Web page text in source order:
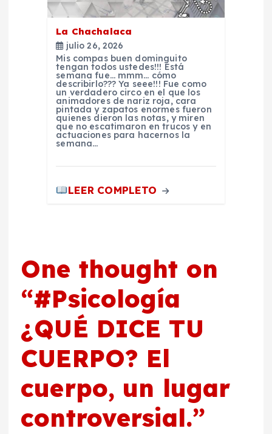
La Chachalaca
julio 26, 2026
Mis compas buen dominguito
tengan todos ustedes!!! Está
semana fue… mmm… cómo
describirlo??? Ya seee!!! Fue como
un verdadero circo en el que los
animadores de nariz roja, cara
pintada y zapatos enormes fueron
quienes dieron las notas, y miren
que no escatimaron en trucos y en
actuaciones para hacernos la
semana…
LEER COMPLETO
One thought on
“#Psicología
¿QUÉ DICE TU
CUERPO? El
cuerpo, un lugar
controversial.”